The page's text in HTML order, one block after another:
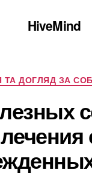
HiveMind
ТА ДОГЛЯД ЗА